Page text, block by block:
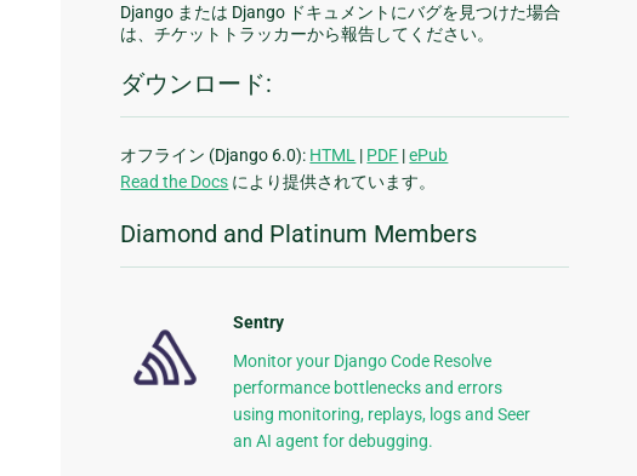
Django または Django ドキュメントにバグを見つけた場合
は、チケットトラッカーから報告してください。
ダウンロード:
オフライン (Django 6.0): HTML | PDF |ePub
Read the Docs により提供されています。
Diamond and Platinum Members
Sentry
Monitor your Django Code Resolve
performance bottlenecks and errors
using monitoring, replays, logs and Seer
an AI agent for debugging.